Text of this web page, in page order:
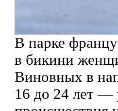
В парке
в бикини
Виновных в
16 до 24 лет —